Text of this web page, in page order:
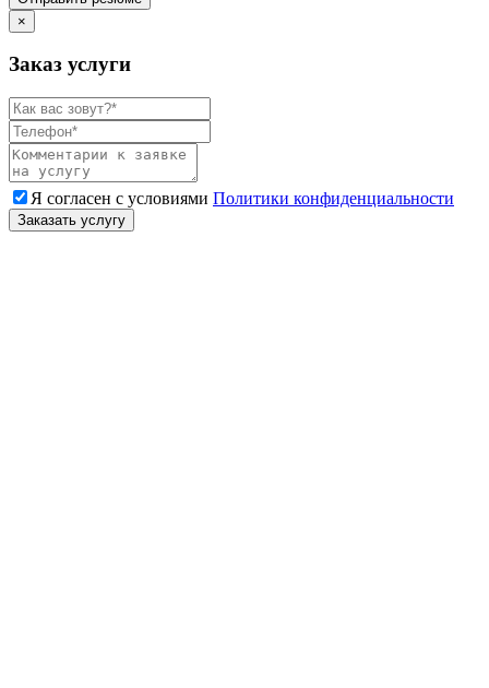
×
Заказ услуги
Я согласен с условиями Политики конфиденциальности
Заказать услугу